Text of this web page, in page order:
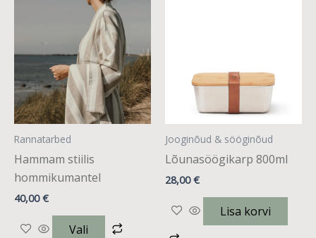
Rannatarbed
Hammam stiilis
hommikumantel
40,00€
Vali
mitu
varianti.
Valikuid
saab
teha
tootelehel.Jooginõud & sööginõud
Lõunasöögikarp 800ml
28,00€
Lisa korvi